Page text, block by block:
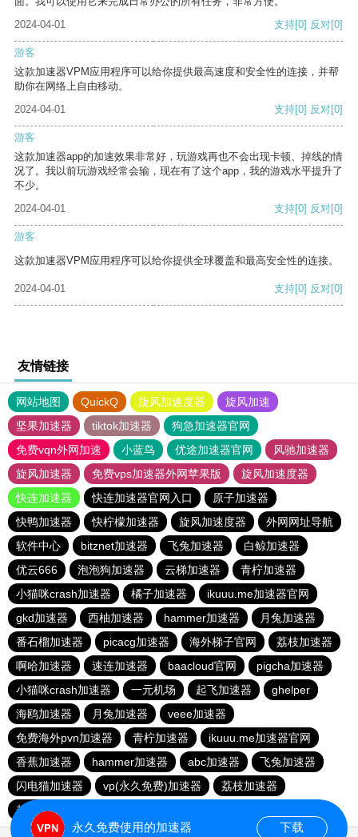
2024-04-01
支持[0] 反对[0]
游客
这款加速器VPM应用程序可以给你提供最高速度和安全性的连接，并帮
助你在网络上自由移动。
2024-04-01
支持[0] 反对[0]
游客
这款加速器app的加速效果非常好，玩游戏再也不会出现卡顿、掉线的情
况了。我以前玩游戏经常会输，现在有了这个app，我的游戏水平提升了
不少。
2024-04-01
支持[0] 反对[0]
游客
这款加速器VPM应用程序可以给你提供全球覆盖和最高安全性的连接。
2024-04-01 支持[0] 反对[0]
友情链接
网站地图 QuickQ 旋风加速度器
旋风加速
坚果加速器
tiktok加速器
狗急加速器官网
免费vqn外网加速
小蓝鸟 优途加速器官网
风驰加速器
旋风加速器
免费vps加速器外网苹果版
旋风加速度器
快连加速器
快连加速器官网入口
原子加速器
快鸭加速器
快柠檬加速器 旋风加速度器
外网网址导航
软件中心
bitznet加速器 飞兔加速器
白鲸加速器
优云666
泡泡狗加速器 云梯加速器
青柠加速器
小猫咪crash加速器
橘子加速器
ikuuu.me加速器官网
gkd加速器
西柚加速器 hammer加速器
月兔加速器
番石榴加速器
picacg加速器 海外梯子官网
荔枝加速器
啊哈加速器
速连加速器 baacloud官网
pigcha加速器
小猫咪crash加速器
一元机场 起飞加速器
ghelper
海鸥加速器
月兔加速器
veee加速器
免费海外pvn加速器
青柠加速器
ikuuu.me加速器官网
香蕉加速器
hammer加速器 abc加速器
飞兔加速器
闪电猫加速器
vp(永久免费)加速器
荔枝加速器
起飞加速器
永久免费使用的加速器 下载